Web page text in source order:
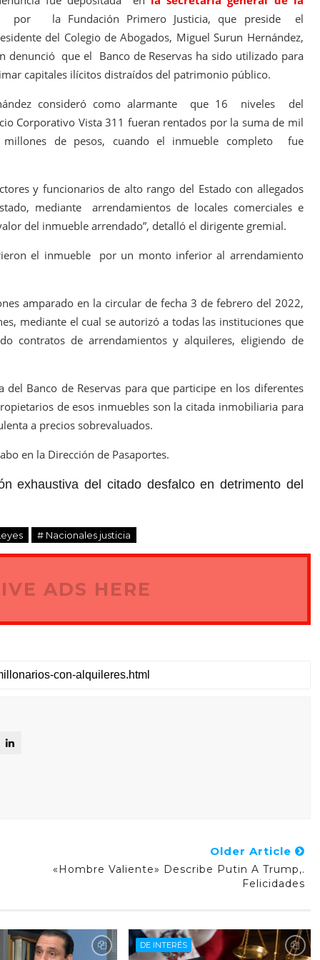
por la Fundación Primero Justicia, que preside el
del Colegio de Abogados, Miguel Surun Hernández,
denunció que el Banco de Reservas ha sido utilizado para
capitales ilícitos distraídos del patrimonio público.
consideró como alarmante que 16 niveles del
Corporativo Vista 311 fueran rentados por la suma de mil
millones de pesos, cuando el inmueble completo fue
y funcionarios de alto rango del Estado con allegados
mediante arrendamientos de locales comerciales e
del inmueble arrendado”, detalló el dirigente gremial.
el inmueble por un monto inferior al arrendamiento
amparado en la circular de fecha 3 de febrero del 2022,
mediante el cual se autorizó a todas las instituciones que
contratos de arrendamientos y alquileres, eligiendo de
Banco de Reservas para que participe en los diferentes
de esos inmuebles son la citada inmobiliaria para
a precios sobrevaluados.
en la Dirección de Pasaportes.
exhaustiva del citado desfalco en detrimento del
# Nacionales justicia
ADS HERE
Older Article
«hombre Valiente» Describe Putin A Trump,.
Felicidades
DE INTERÉS